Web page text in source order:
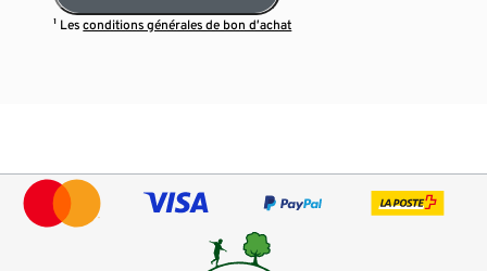
¹ Lesconditions générales de bon d’achat